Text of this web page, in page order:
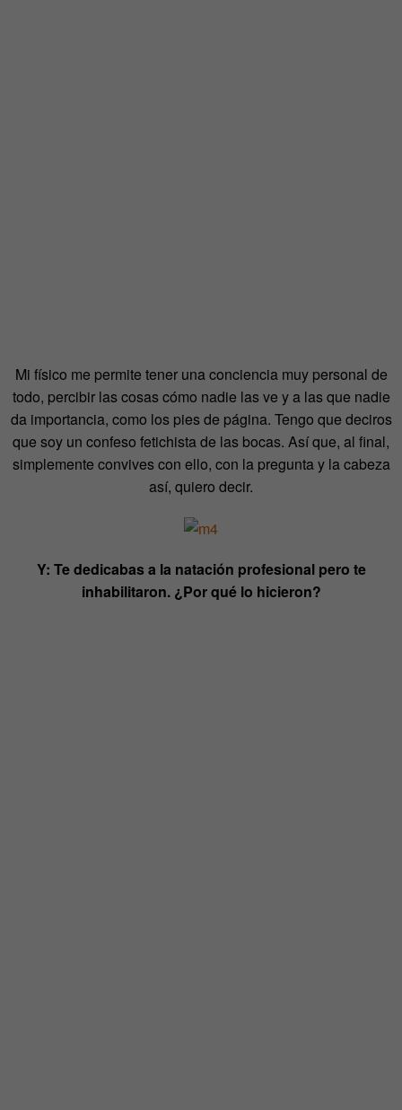
Mi físico me permite tener una conciencia muy personal de
todo, percibir las cosas cómo nadie las ve y a las que nadie
da importancia, como los pies de página. Tengo que deciros
que soy un confeso fetichista de las bocas. Así que, al final,
simplemente convives con ello, con la pregunta y la cabeza
así, quiero decir.
Y: Te dedicabas a la natación profesional pero te
inhabilitaron. ¿Por qué lo hicieron?